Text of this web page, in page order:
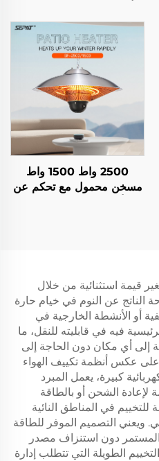
الداخلي والخارجي مع حامل
IP44
2500 واط 1500 واط
مسخن محمول مع تحكم عن
قيمة استثنائية من خلال
الناتج عن النوم في خيام حارة
أو الأنشطة الخارجية في
فيه في قابليته للنقل، ما
إلى أي مكان دون الحاجة إلى
عكس أنظمة تكييف الهواء
كبيرة، يعمل المبرد
لإعادة الشحن أو بالطاقة
في المناطق النائية
ويعني التصميم الموفر للطاقة
دون استنزاف مصدر
الطويلة التي تتطلب إدارة